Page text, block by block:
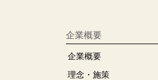
企業概要
企業概要
理念・施策